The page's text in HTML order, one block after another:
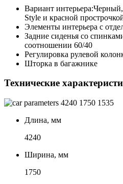
Вариант
Style и красной
Элементы интерьера с
Задние сиденья со
соотношении 60/40
Регулировка рулевой
Шторка в багажнике
Технические
4240 1750 1535
Длина, мм
4240
Ширина, мм
1750